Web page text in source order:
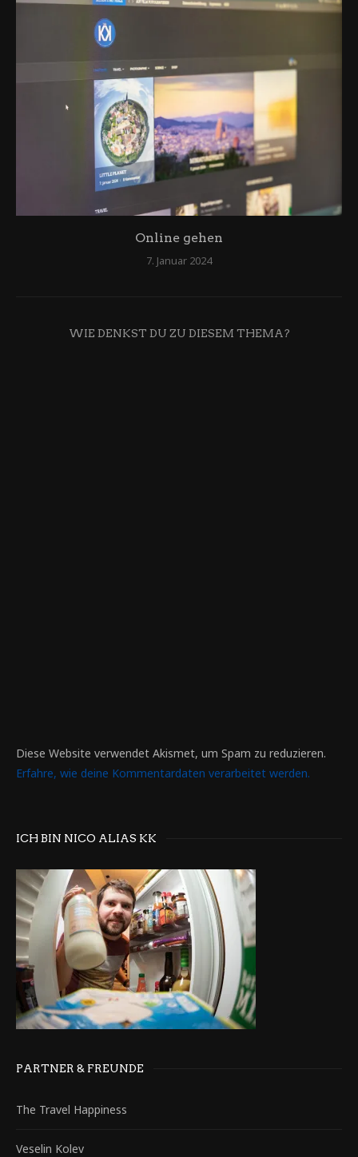
Online gehen
7. Januar 2024
WIE DENKST DU ZU DIESEM THEMA?
Diese Website verwendet Akismet, um Spam zu reduzieren.
Erfahre, wie deine Kommentardaten verarbeitet werden.
ICH BIN NICO ALIAS KK
PARTNER & FREUNDE
The Travel Happiness
Veselin Kolev